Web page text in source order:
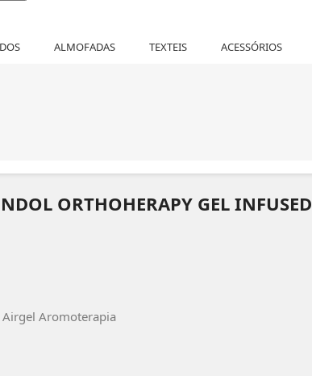
ALMOFADAS TEXTEIS ACESSÓRIOS
ORTHOHERAPY GEL INFUSED
Aromoterapia